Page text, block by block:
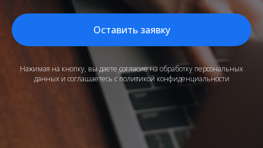
Оставить заявку
Нажимая на кнопку, вы даете согласие на обработку персональных
данных и соглашаетесь c политикой конфиденциальности